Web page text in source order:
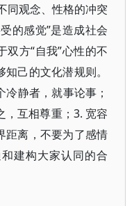
同观念、性格的冲突
的感觉”是造成社会
方“自我”心性的不
己的文化潜规则。
冷静者，就事论事；
，互相尊重；3. 宽容
距离，不要为了感情
建构大家认同的合